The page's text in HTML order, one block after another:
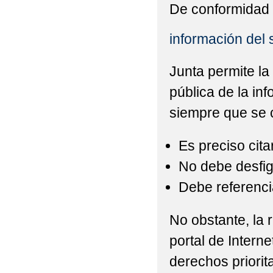
De
información del
Junta permite
pública de la
siempre que se
Es preciso
No debe
Debe
No obstante, la
portal de
derechos